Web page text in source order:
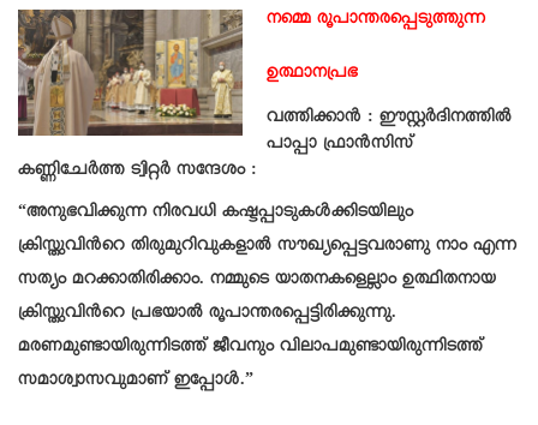
നമ്മെ രൂപാന്തരപ്പെടുത്തുന്ന
ഉത്ഥാനപ്രഭ
വത്തിക്കാൻ : ഈസ്റ്റർദിനത്തിൽ
പാപ്പാ ഫ്രാൻസിസ്
കണ്ണിചേർത്ത ട്വിറ്റർ സന്ദേശം :
“അനുഭവിക്കുന്ന നിരവധി കഷ്ടപ്പാടുകൾക്കിടയിലും
ക്രിസ്തുവിന്‍റെ തിരുമുറിവുകളാൽ സൗഖ്യപ്പെട്ടവരാണു നാം എന്ന
സത്യം മറക്കാതിരിക്കാം. നമ്മുടെ യാതനകളെല്ലാം ഉത്ഥിതനായ
ക്രിസ്തുവിന്‍റെ പ്രഭയാൽ രൂപാന്തരപ്പെട്ടിരിക്കുന്നു.
മരണമുണ്ടായിരുന്നിടത്ത് ജീവനും വിലാപമുണ്ടായിരുന്നിടത്ത്
സമാശ്വാസവുമാണ് ഇപ്പോൾ.”